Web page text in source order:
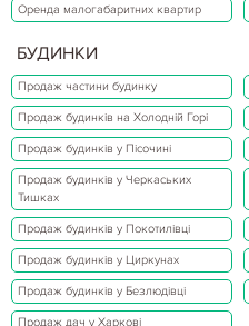
Оренда малогабаритних квартир
БУДИНКИ
Продаж частини будинку
Продаж будинків на Холодній Горі
Продаж будинків у Пісочині
Продаж будинків у Черкаських
Тишках
Продаж будинків у Покотилівці
Продаж будинків у Циркунах
Продаж будинків у Безлюдівці
Продаж дач у Харкові